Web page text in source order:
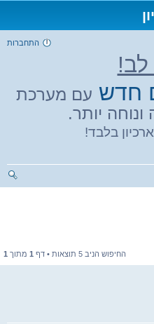
התחברות
לב!
חדש עם מערכת
יותר.
בלבד!
החיפוש הניב 5 תוצאות • דף 1 מתוך 1